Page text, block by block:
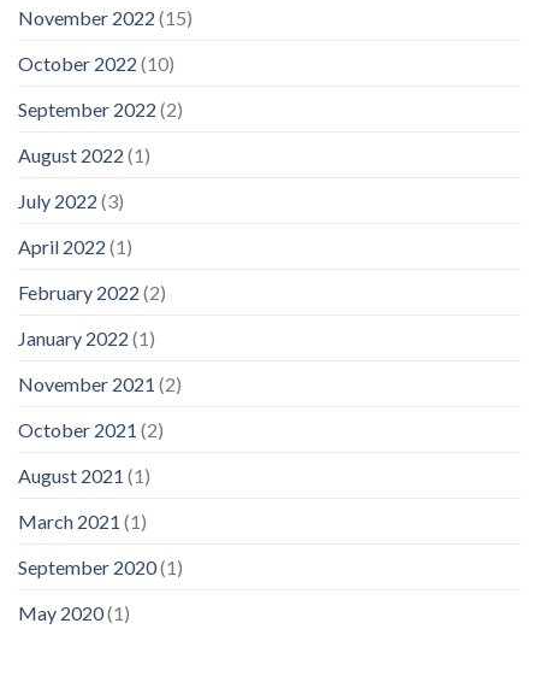
November 2022 (15)
October 2022 (10)
September 2022 (2)
August 2022 (1)
July 2022 (3)
April 2022 (1)
February 2022 (2)
January 2022 (1)
November 2021 (2)
October 2021 (2)
August 2021 (1)
March 2021 (1)
September 2020(1)
May 2020(1)